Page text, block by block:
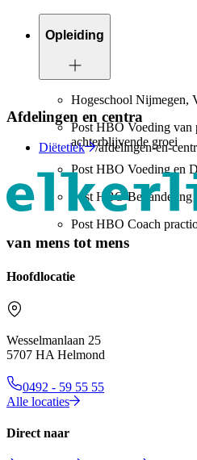
Opleiding
Hogeschool Nijmegen,
Post HBO Voeding van
achterblijvende groei
Post HBO Voeding en
Post HBO Behandeling
Post HBO Coach
Afdelingen en centra
Diëtetiek /afdelingen-en-
van mens tot mens
Hoofdlocatie
Wesselmanlaan 25
5707 HA Helmond
0492 - 59 55 55
Alle locaties
Direct naar